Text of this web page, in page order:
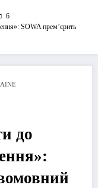
6
SOWA премʼєрить
до